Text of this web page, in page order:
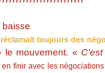
baisse
réclamait toujours des
le mouvement. «
en finir avec les